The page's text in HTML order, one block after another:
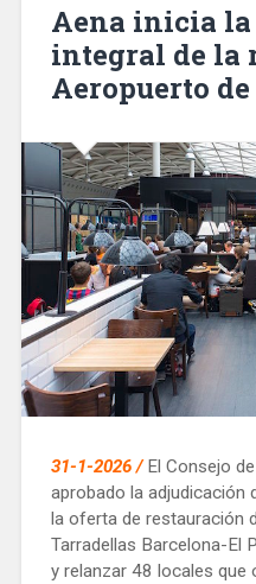
Aena inicia
integral de la
Aeropuerto
31-1-2026 /El Consejo
aprobado la adjudicación
la oferta de restauración
Tarradellas Barcelona-El
y relanzar 48 locales que